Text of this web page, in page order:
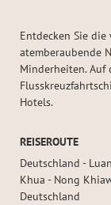
Entdecken Sie
atemberaubende
Minderheiten. Auf
Hotels.
REISEROUTE
Deutschland -
Khua - Nong
Deutschland